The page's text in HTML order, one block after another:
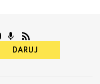
DARUJ